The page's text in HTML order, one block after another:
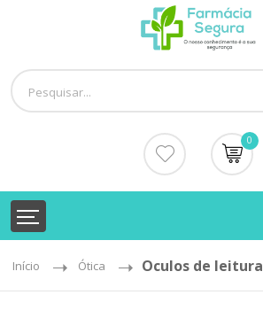
0
Início Ótica Oculos de leitura